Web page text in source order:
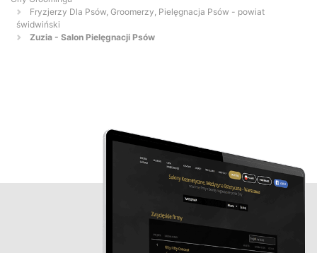
Fryzjerzy Dla Psów, Groomerzy, Pielęgnacja Psów - powiat
świdwiński
Zuzia - Salon Pielęgnacji Psów